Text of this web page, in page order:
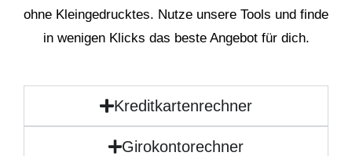
ohne Kleingedrucktes. Nutze unsere Tools und finde
in wenigen Klicks das beste Angebot für dich.
Kreditkartenrechner
Girokontorechner